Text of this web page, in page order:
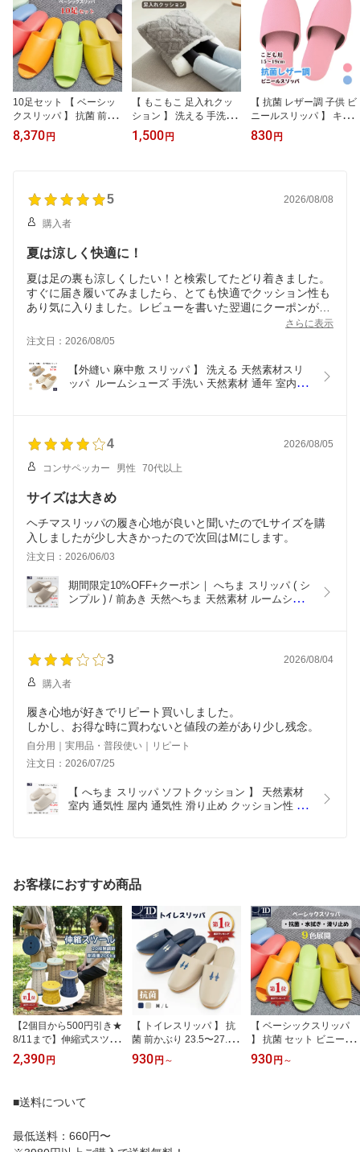
10足セット 【 ベーシッ
クスリッパ 】 抗菌 前開
き M ( 23〜26cm ) L ( 25.
5〜27.5cm) / 10足組 企
イレスリッパ トイレ ビ
止め 会社 学校 病院 業務
8,370 円
【 もこもこ 足入れクッ
ション 】 洗える 手洗い
おしゃれ かわいい 暖か
い ボア素材 冬用 足 暖か
1,500 円
【 抗菌 レザー調 子供 ビ
ニールスリッパ 】 キッ
ズサイズ ( 15cm〜19cm
) 子供用 こども 女児 男児
素材 シンプル 無地 トイ
830 円
5 2026/08/08
購入者
夏は涼しく快適に！
夏は足の裏も涼しくしたい！と検索してたどり着きました。
すぐに届き履いてみましたら、とても快適でクッション性も
あり気に入りました。レビューを書いた翌週にクーポンが頂
けるとのことで、その時には主人の分と自分の追加で注文し
ようと思っています。 ６０代女性です
さらに表示
注文日：2026/08/05
【外縫い 麻中敷 スリッパ 】 洗える 天然素材スリ
ッパ  ルームシューズ 手洗い 天然素材 通年 室内 ス
4 2026/08/05
コンサペッカー 男性 70代以上
サイズは大きめ
ヘチマスリッパの履き心地が良いと聞いたのでLサイズを購
入しましたが少し大きかったので次回はMにします。
注文日：2026/06/03
期間限定10%OFF+クーポン｜ へちま スリッパ ( シ
ンプル ) / 前あき 天然へちま 天然素材 ルームシュ
の日 速乾 梅
3 2026/08/04
購入者
履き心地が好きでリピート買いしました。
しかし、お得な時に買わないと値段の差があり少し残念。
自分用｜実用品・普段使い｜リピート
注文日：2026/07/25
【 へちま スリッパ ソフトクッション 】 天然素材
室内 通気性 屋内 通気性 滑り止め クッション性 ル
お客様におすすめ商品
【2個目から500円引き★
8/11まで】伸縮式スツー
ル 折りたたみ椅子 スツ
ール 予備 補助いす 補助
節 軽量 コンパクト 携帯
チェア 回転ロック 携帯
列待ち レジャー BBQ 帰
省 海水浴｜1個2390円／
2,390 円
【 トイレスリッパ 】 抗
菌 前かぶり 23.5〜27.0
トイレ用 マーク スリッ
パ 備品 発注 買替 買い替
テル 企業
930 円 ～
【 ベーシックスリッパ
】 抗菌 セット ビニール
スリッパ 年末買替 買替
新調 年始 新年 すべり止
930 円 ～
■送料について
最低送料：660円〜